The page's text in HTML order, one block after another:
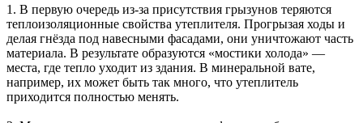
1. В первую очередь из-за присутствия грызунов теряются
теплоизоляционные свойства утеплителя. Прогрызая ходы и
делая гнёзда под навесными фасадами, они уничтожают часть
материала. В результате образуются «мостики холода» —
места, где тепло уходит из здания. В минеральной вате,
например, их может быть так много, что утеплитель
приходится полностью менять.